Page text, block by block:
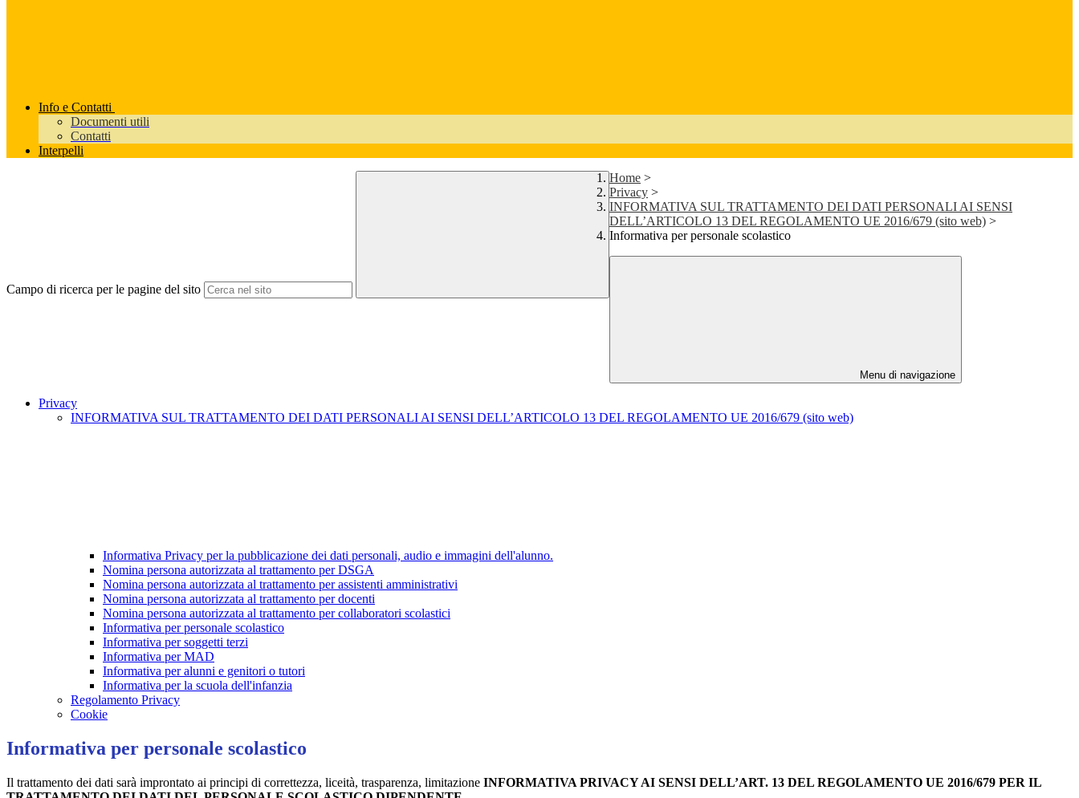
Info e Contatti
Documenti utili
Contatti
Interpelli
Campo di ricerca per le pagine del sito
Home >
Privacy >
INFORMATIVA SUL TRATTAMENTO DEI DATI PERSONALI AI SENSI
DELL’ARTICOLO 13 DEL REGOLAMENTO UE 2016/679 (sito web) >
Informativa per personale scolastico
Menu di navigazione
Privacy
INFORMATIVA SUL TRATTAMENTO DEI DATI PERSONALI AI SENSI DELL’ARTICOLO 13 DEL REGOLAMENTO UE 2016/679 (sito web)
Informativa Privacy per la pubblicazione dei dati personali, audio e immagini dell'alunno.
Nomina persona autorizzata al trattamento per DSGA
Nomina persona autorizzata al trattamento per assistenti amministrativi
Nomina persona autorizzata al trattamento per docenti
Nomina persona autorizzata al trattamento per collaboratori scolastici
Informativa per personale scolastico
Informativa per soggetti terzi
Informativa per MAD
Informativa per alunni e genitori o tutori
Informativa per la scuola dell'infanzia
Regolamento Privacy
Cookie
Informativa per personale scolastico
Il trattamento dei dati sarà improntato ai principi di correttezza, liceità, trasparenza, limitazione INFORMATIVA PRIVACY AI SENSI DELL’ART. 13 DEL REGOLAMENTO UE 2016/679 PER IL